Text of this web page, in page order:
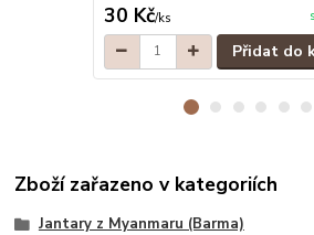
30 Kč/ks
Přidat do
Zboží zařazeno v kategoriích
Jantary z Myanmaru (Barma)